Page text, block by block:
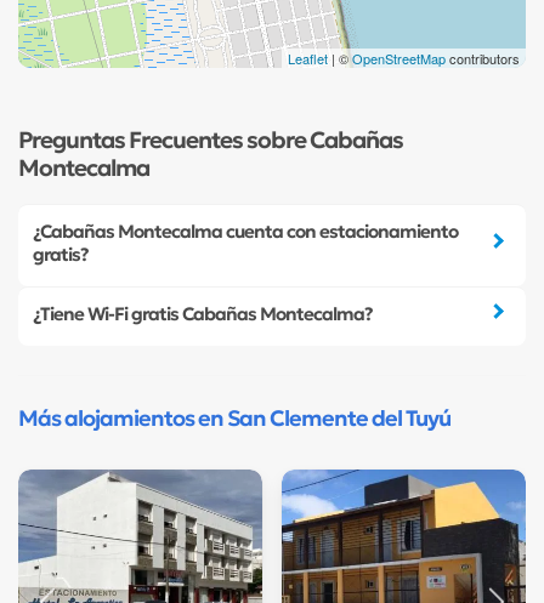
Leaflet | ©OpenStreetMapcontributors
Preguntas Frecuentes sobre Cabañas
Montecalma
¿Cabañas Montecalma cuenta con estacionamiento
gratis?
¿Tiene Wi-Fi gratis Cabañas Montecalma?
Más alojamientos en San Clemente del Tuyú